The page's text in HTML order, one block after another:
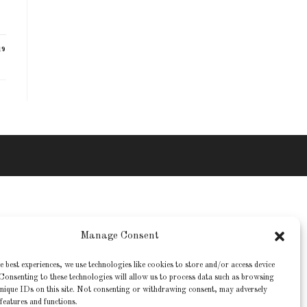
Manage Consent
best experiences, we use technologies like cookies to store and/or access device
to these technologies will allow us to process data such as browsing
IDs on this site. Not consenting or withdrawing consent, may adversely
and functions.